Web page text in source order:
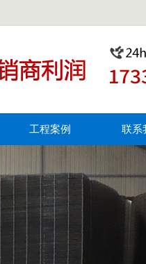
工程案例 联系